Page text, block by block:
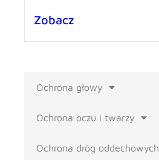
Ochrona głowy
Ochrona oczu i twarzy
Ochrona dróg oddechowych
Zobacz